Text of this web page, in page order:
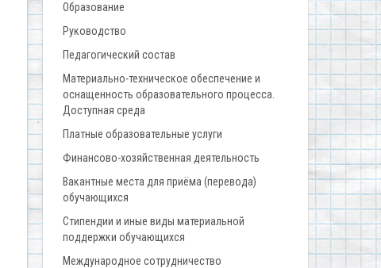
Образование
Руководство
Педагогический состав
Материально-техническое обеспечение и
оснащенность образовательного процесса.
Доступная среда
Платные образовательные услуги
Финансово-хозяйственная деятельность
Вакантные места для приёма (перевода)
обучающихся
Стипендии и иные виды материальной
поддержки обучающихся
Международное сотрудничество